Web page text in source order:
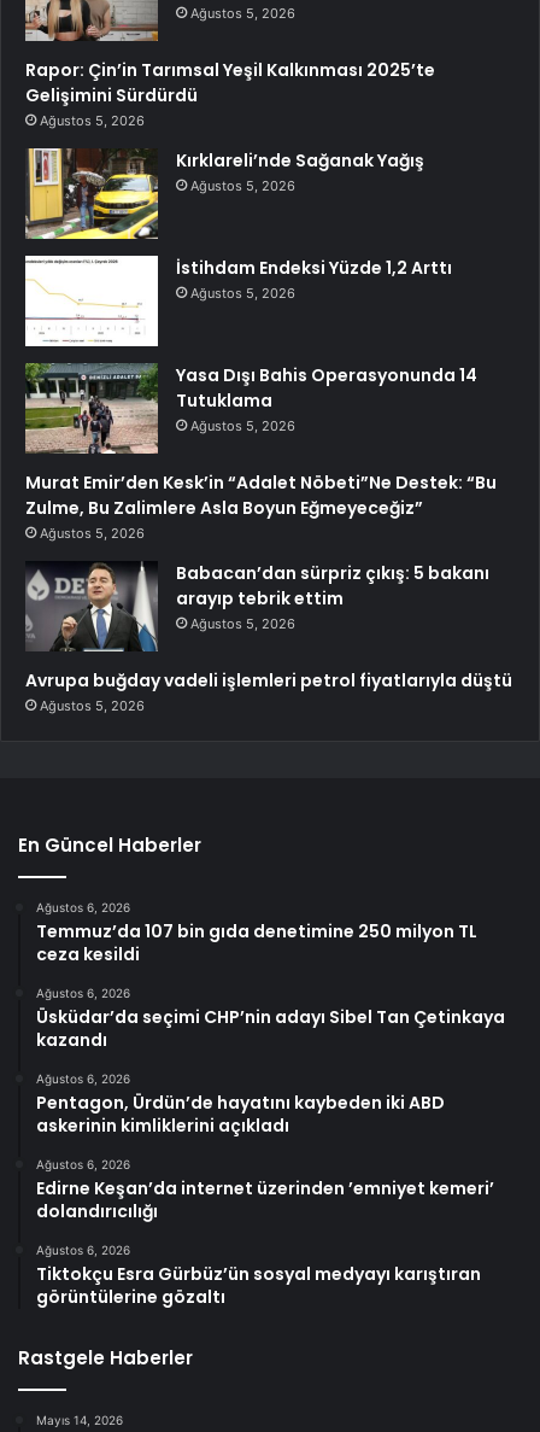
Ağustos 5, 2026
Rapor: Çin’in Tarımsal Yeşil Kalkınması 2025’te
Gelişimini Sürdürdü
Ağustos 5, 2026
Kırklareli’nde Sağanak Yağış
Ağustos 5, 2026
İstihdam Endeksi Yüzde 1,2 Arttı
Ağustos 5, 2026
Yasa Dışı Bahis Operasyonunda 14
Tutuklama
Ağustos 5, 2026
Murat Emir’den Kesk’in “Adalet Nöbeti”Ne Destek: “Bu
Zulme, Bu Zalimlere Asla Boyun Eğmeyeceğiz”
Ağustos 5, 2026
Babacan’dan sürpriz çıkış: 5 bakanı
arayıp tebrik ettim
Ağustos 5, 2026
Avrupa buğday vadeli işlemleri petrol fiyatlarıyla düştü
Ağustos 5, 2026
En Güncel Haberler
Ağustos 6, 2026
Temmuz’da 107 bin gıda denetimine 250 milyon TL
ceza kesildi
Ağustos 6, 2026
Üsküdar’da seçimi CHP’nin adayı Sibel Tan Çetinkaya
kazandı
Ağustos 6, 2026
Pentagon, Ürdün’de hayatını kaybeden iki ABD
askerinin kimliklerini açıkladı
Ağustos 6, 2026
Edirne Keşan’da internet üzerinden ’emniyet kemeri’
dolandırıcılığı
Ağustos 6, 2026
Tiktokçu Esra Gürbüz’ün sosyal medyayı karıştıran
görüntülerine gözaltı
Rastgele Haberler
Mayıs 14, 2026